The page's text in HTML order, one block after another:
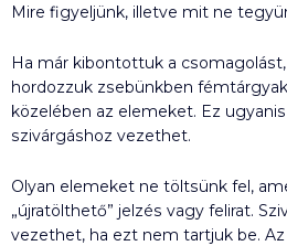
Mire figyeljünk, illetve mit ne
Ha már kibontottuk a
hordozzuk zsebünkben
közelében az elemeket. Ez
szivárgáshoz vezethet.
Olyan elemeket ne töltsünk fel,
„újratölthető” jelzés vagy felirat.
vezethet, ha ezt nem tartjuk be.